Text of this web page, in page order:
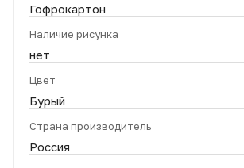
Гофрокартон
Наличие рисунка
нет
Цвет
Бурый
Страна производитель
Россия